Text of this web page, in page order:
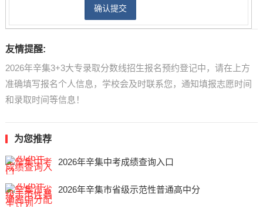
友情提醒:
2026年辛集3+3大专录取分数线招生报名预约登记中，请在上方
准确填写报名个人信息，学校会及时联系您，通知填报志愿时间
和录取时间等信息！
为您推荐
2026年辛集中考成绩查询入口
2026年辛集市省级示范性普通高中分